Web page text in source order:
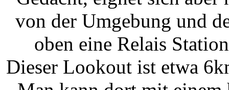
von der Umgebung und
oben eine Relais
Dieser Lookout ist etwa